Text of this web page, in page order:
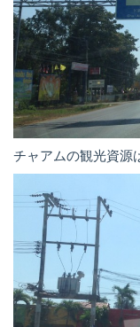
チャアムの観光資源